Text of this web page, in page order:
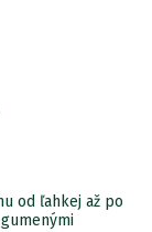
od ľahkej až po